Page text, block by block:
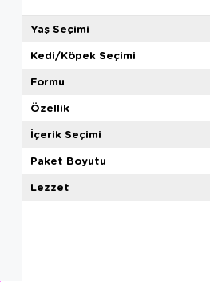
Yaş Seçimi
Kedi/Köpek Seçimi
Formu
Özellik
İçerik Seçimi
Paket Boyutu
Lezzet